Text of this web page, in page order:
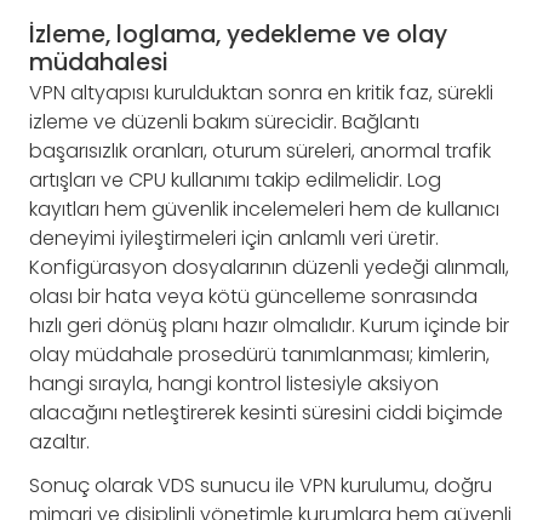
İzleme, loglama, yedekleme ve olay
müdahalesi
VPN altyapısı kurulduktan sonra en kritik faz, sürekli
izleme ve düzenli bakım sürecidir. Bağlantı
başarısızlık oranları, oturum süreleri, anormal trafik
artışları ve CPU kullanımı takip edilmelidir. Log
kayıtları hem güvenlik incelemeleri hem de kullanıcı
deneyimi iyileştirmeleri için anlamlı veri üretir.
Konfigürasyon dosyalarının düzenli yedeği alınmalı,
olası bir hata veya kötü güncelleme sonrasında
hızlı geri dönüş planı hazır olmalıdır. Kurum içinde bir
olay müdahale prosedürü tanımlanması; kimlerin,
hangi sırayla, hangi kontrol listesiyle aksiyon
alacağını netleştirerek kesinti süresini ciddi biçimde
azaltır.
Sonuç olarak VDS sunucu ile VPN kurulumu, doğru